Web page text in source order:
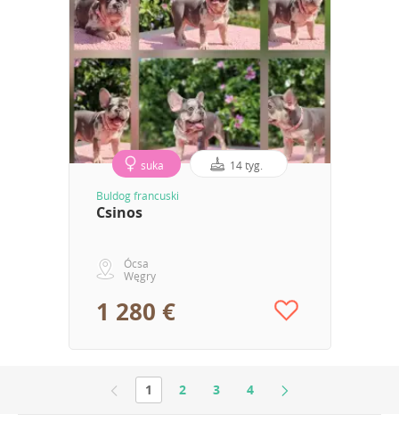
suka 14 tyg.
Buldog francuski
Csinos
Ócsa
Węgry
1 280 €
1 2 3 4